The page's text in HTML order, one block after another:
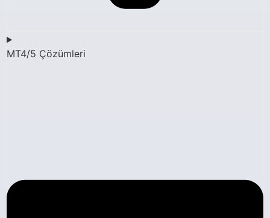
MT4/5 Çözümleri